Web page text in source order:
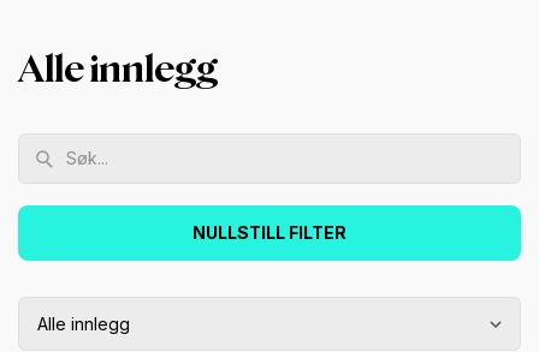
Alle innlegg
NULLSTILL FILTER
Alle innlegg